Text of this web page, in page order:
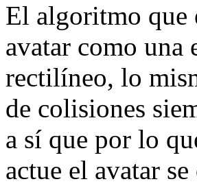
El algoritmo que
avatar como una
rectilíneo, lo
de colisiones
a sí que por lo
actue el avatar